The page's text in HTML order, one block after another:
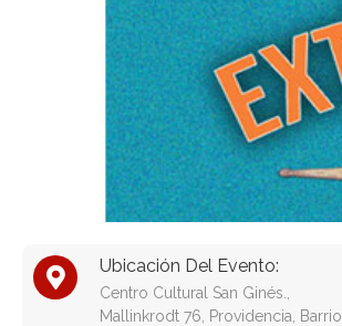
Ubicación Del Evento:
Centro Cultural San Ginés.,
Mallinkrodt 76, Providencia, Barrio